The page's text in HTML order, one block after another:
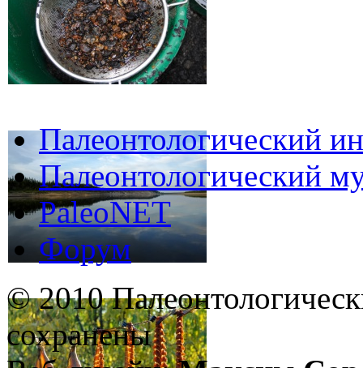
Палеонтологический
Палеонтологический
PaleoNET
Форум
© 2010
сохранены